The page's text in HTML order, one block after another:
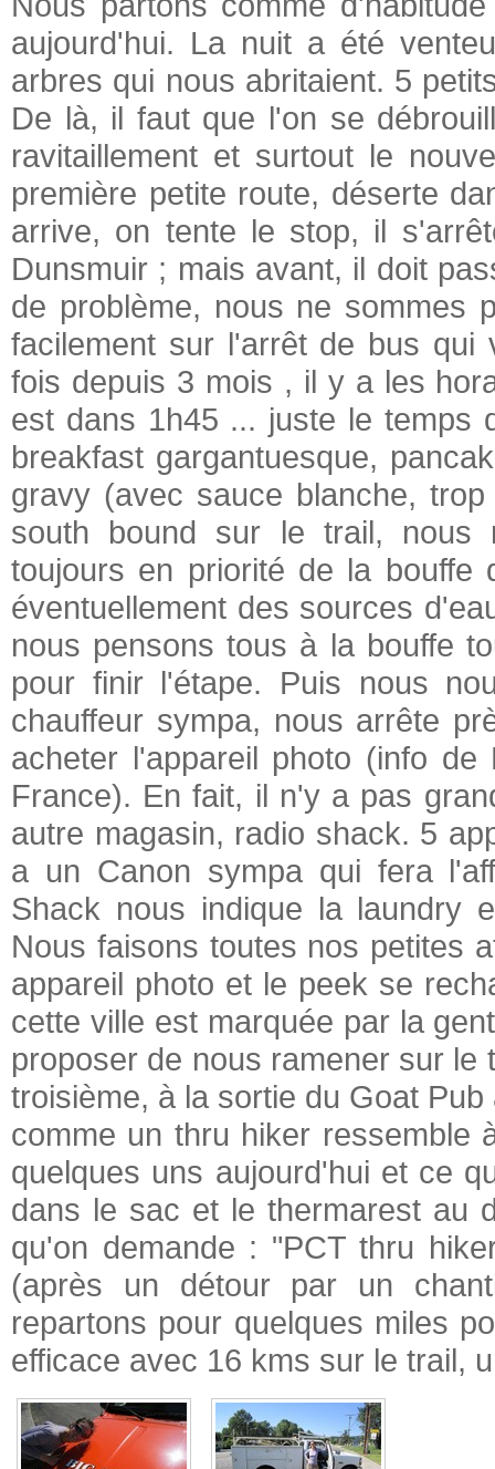
aujourd'hui. La nuit a été
arbres qui nous abritaient. 5
De là, il faut que l'on se
ravitaillement et surtout le
première petite route, déserte
arrive, on tente le stop, il
Dunsmuir ; mais avant, il doit
de problème, nous ne sommes
facilement sur l'arrêt de bus
fois depuis 3 mois , il y a les
est dans 1h45 ... juste le temps
breakfast gargantuesque,
gravy (avec sauce blanche,
south bound sur le trail, nous
toujours en priorité de la
éventuellement des sources
nous pensons tous à la bouffe
pour finir l'étape. Puis nous
chauffeur sympa, nous arrête
acheter l'appareil photo (info
France). En fait, il n'y a pas
autre magasin, radio shack. 5
a un Canon sympa qui fera
Shack nous indique la laundry
Nous faisons toutes nos petites
appareil photo et le peek se
cette ville est marquée par la
proposer de nous ramener sur
troisième, à la sortie du Goat
comme un thru hiker ressemble
quelques uns aujourd'hui et ce
dans le sac et le thermarest au
qu'on demande : "PCT thru
(après un détour par un
repartons pour quelques miles
efficace avec 16 kms sur le trail,